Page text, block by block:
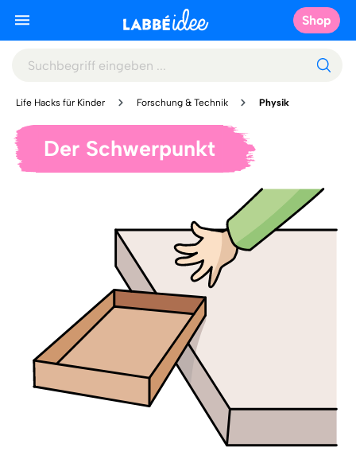
Shop
Life Hacks für Kinder Forschung & Technik Physik
Der Schwerpunkt